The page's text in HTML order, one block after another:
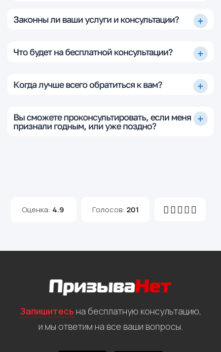
Законны ли ваши услуги и консультации?
Что будет на бесплатной консультации?
Когда лучше всего обратиться к вам?
Вы сможете проконсультировать, если меня
признали годным, или уже поздно?
Оценка: 4.9 Голосов: 201
Запишитесь на бесплатную консультацию,
и мы ответим на все ваши вопросы.